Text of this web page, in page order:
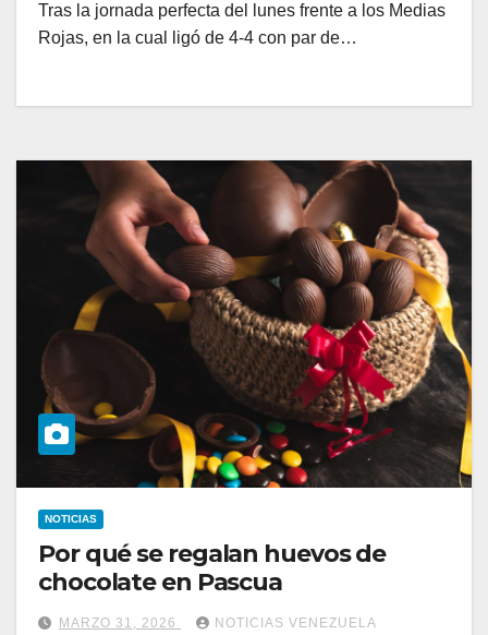
Tras la jornada perfecta del lunes frente a los Medias
Rojas, en la cual ligó de 4-4 con par de…
NOTICIAS
Por qué se regalan huevos de
chocolate en Pascua
MARZO 31, 2026 NOTICIAS VENEZUELA